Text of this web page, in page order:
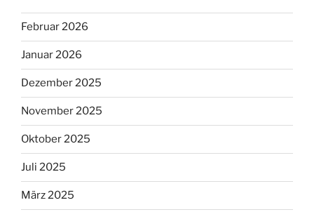
Februar 2026
Januar 2026
Dezember 2025
November 2025
Oktober 2025
Juli 2025
März 2025